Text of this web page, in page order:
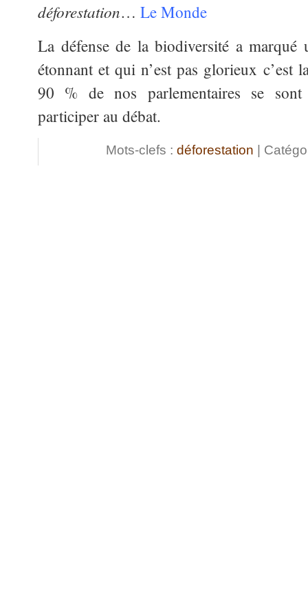
déforestation… Le Monde
La défense de la biodiversité a
étonnant et qui n’est pas glorieux c’est
90 % de nos parlementaires se sont
participer au débat.
Mots-clefs : déforestation |